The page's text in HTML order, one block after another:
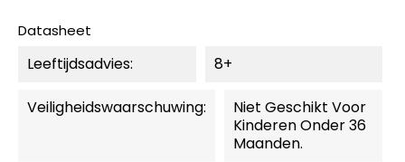
Datasheet
Leeftijdsadvies: 8+
Veiligheidswaarschuwing:
Niet Geschikt Voor
Kinderen Onder 36
Maanden.